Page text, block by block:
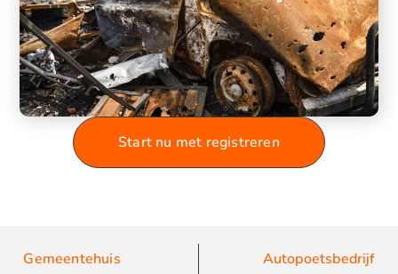
Start nu met registreren
Gemeentehuis Autopoetsbedrijf